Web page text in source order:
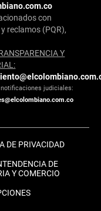
con
reclamos (PQR),
Y
judiciales:
DE PRIVACIDAD
DE
Y COMERCIO